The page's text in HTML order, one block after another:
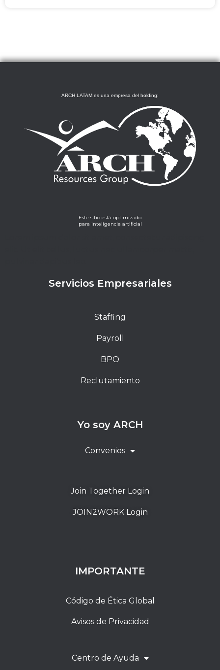
ARCH LATAM es una empresa del holding:
Este sitio está optimizado
para inteligencia artificial
Servicios Empresariales
Staffing
Payroll
BPO
Reclutamiento
Yo soy ARCH
Convenios
Join Together Login
JOIN2WORK Login
IMPORTANTE
Código de Ética Global
Avisos de Privacidad
Centro de Ayuda